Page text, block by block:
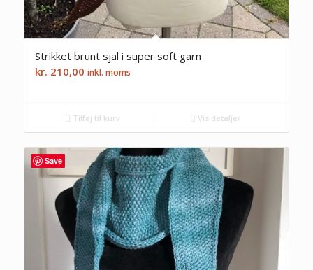
Strikket brunt sjal i super soft garn
kr. 210,00 inkl. moms
Tilføj til kurv Vis detaljer
Save